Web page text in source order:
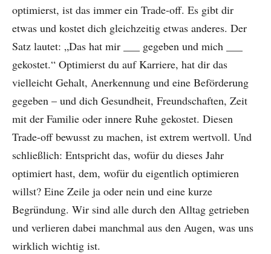
optimierst, ist das immer ein Trade-off. Es gibt dir
etwas und kostet dich gleichzeitig etwas anderes. Der
Satz lautet: „Das hat mir ___ gegeben und mich ___
gekostet.“ Optimierst du auf Karriere, hat dir das
vielleicht Gehalt, Anerkennung und eine Beförderung
gegeben – und dich Gesundheit, Freundschaften, Zeit
mit der Familie oder innere Ruhe gekostet. Diesen
Trade-off bewusst zu machen, ist extrem wertvoll. Und
schließlich: Entspricht das, wofür du dieses Jahr
optimiert hast, dem, wofür du eigentlich optimieren
willst? Eine Zeile ja oder nein und eine kurze
Begründung. Wir sind alle durch den Alltag getrieben
und verlieren dabei manchmal aus den Augen, was uns
wirklich wichtig ist.